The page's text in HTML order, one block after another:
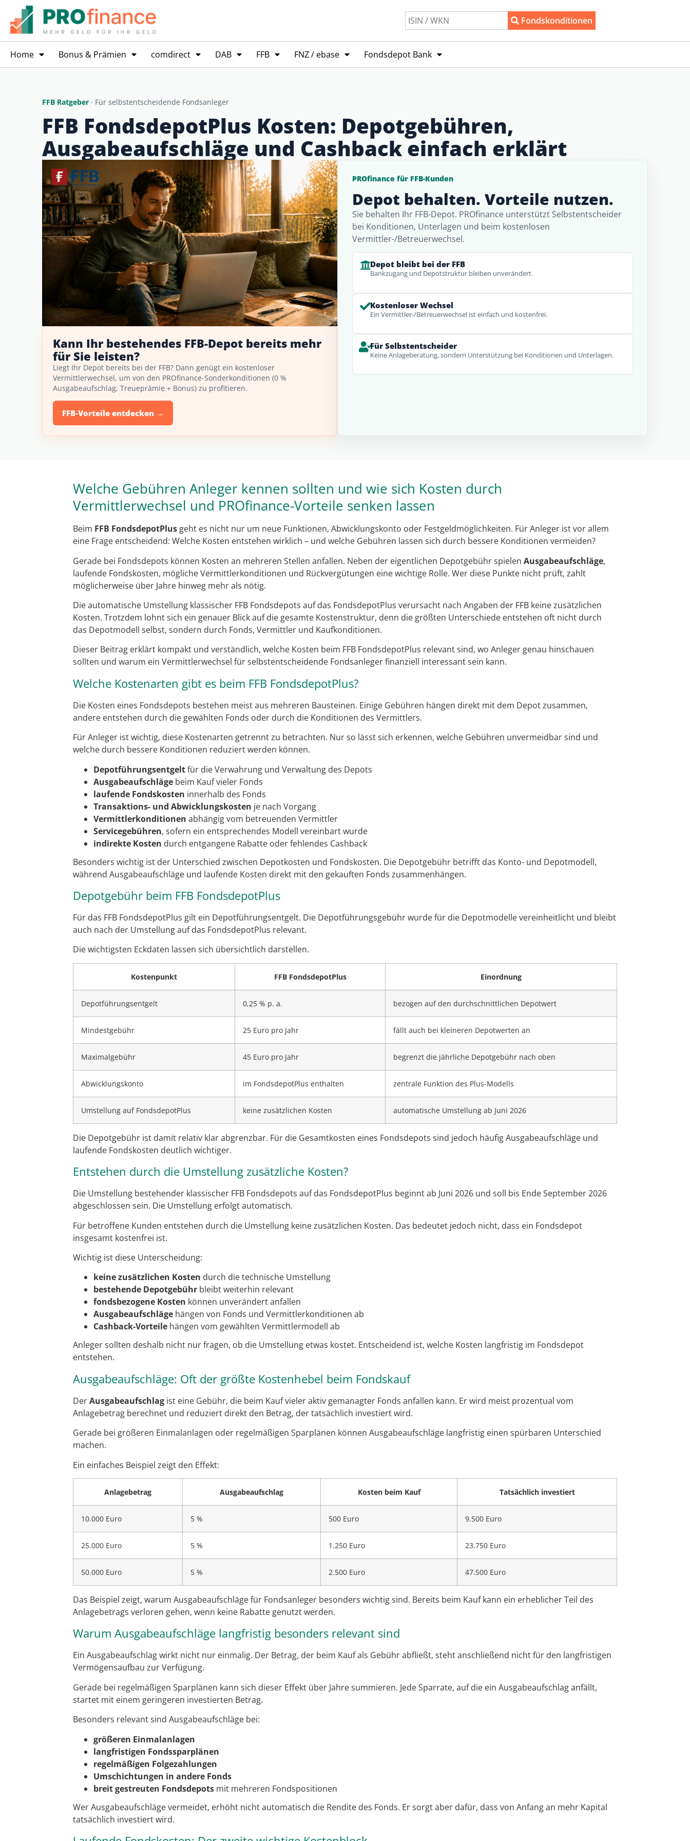
Fondskonditionen
Home Bonus & Prämien comdirect DAB FFB FNZ / ebase Fondsdepot Bank
FFB Ratgeber · Für selbstentscheidende Fondsanleger
FFB FondsdepotPlus Kosten: Depotgebühren,
Ausgabeaufschläge und Cashback einfach erklärt
Kann Ihr bestehendes FFB-Depot bereits mehr
für Sie leisten?
Liegt Ihr Depot bereits bei der FFB? Dann genügt ein kostenloser
Vermittlerwechsel, um von den PROfinance-Sonderkonditionen (0 %
Ausgabeaufschlag, Treueprämie + Bonus) zu profitieren.
FFB-Vorteile entdecken →
PROfinance für FFB-Kunden
Depot behalten. Vorteile nutzen.
Sie behalten Ihr FFB-Depot. PROfinance unterstützt Selbstentscheider
bei Konditionen, Unterlagen und beim kostenlosen
Vermittler-/Betreuerwechsel.
Depot bleibt bei der FFB
Bankzugang und Depotstruktur bleiben unverändert.
Kostenloser Wechsel
Ein Vermittler-/Betreuerwechsel ist einfach und kostenfrei.
Für Selbstentscheider
Keine Anlageberatung, sondern Unterstützung bei Konditionen und Unterlagen.
Welche Gebühren Anleger kennen sollten und wie sich Kosten durch
Vermittlerwechsel und PROfinance-Vorteile senken lassen
Beim FFB FondsdepotPlus geht es nicht nur um neue Funktionen, Abwicklungskonto oder Festgeldmöglichkeiten. Für Anleger ist vor allem
eine Frage entscheidend: Welche Kosten entstehen wirklich – und welche Gebühren lassen sich durch bessere Konditionen vermeiden?
Gerade bei Fondsdepots können Kosten an mehreren Stellen anfallen. Neben der eigentlichen Depotgebühr spielen Ausgabeaufschläge,
laufende Fondskosten, mögliche Vermittlerkonditionen und Rückvergütungen eine wichtige Rolle. Wer diese Punkte nicht prüft, zahlt
möglicherweise über Jahre hinweg mehr als nötig.
Die automatische Umstellung klassischer FFB Fondsdepots auf das FondsdepotPlus verursacht nach Angaben der FFB keine zusätzlichen
Kosten. Trotzdem lohnt sich ein genauer Blick auf die gesamte Kostenstruktur, denn die größten Unterschiede entstehen oft nicht durch
das Depotmodell selbst, sondern durch Fonds, Vermittler und Kaufkonditionen.
Dieser Beitrag erklärt kompakt und verständlich, welche Kosten beim FFB FondsdepotPlus relevant sind, wo Anleger genau hinschauen
sollten und warum ein Vermittlerwechsel für selbstentscheidende Fondsanleger finanziell interessant sein kann.
Welche Kostenarten gibt es beim FFB FondsdepotPlus?
Die Kosten eines Fondsdepots bestehen meist aus mehreren Bausteinen. Einige Gebühren hängen direkt mit dem Depot zusammen,
andere entstehen durch die gewählten Fonds oder durch die Konditionen des Vermittlers.
Für Anleger ist wichtig, diese Kostenarten getrennt zu betrachten. Nur so lässt sich erkennen, welche Gebühren unvermeidbar sind und
welche durch bessere Konditionen reduziert werden können.
Depotführungsentgeltfür die Verwahrung und Verwaltung des Depots
Ausgabeaufschläge beim Kauf vieler Fonds
laufende Fondskosten innerhalb des Fonds
Transaktions- und Abwicklungskosten je nach Vorgang
Vermittlerkonditionen abhängig vom betreuenden Vermittler
Servicegebühren, sofern ein entsprechendes Modell vereinbart wurde
indirekte Kosten durch entgangene Rabatte oder fehlendes Cashback
Besonders wichtig ist der Unterschied zwischen Depotkosten und Fondskosten. Die Depotgebühr betrifft das Konto- und Depotmodell,
während Ausgabeaufschläge und laufende Kosten direkt mit den gekauften Fonds zusammenhängen.
Depotgebühr beim FFB FondsdepotPlus
Für das FFB FondsdepotPlus gilt ein Depotführungsentgelt. Die Depotführungsgebühr wurde für die Depotmodelle vereinheitlicht und bleibt
auch nach der Umstellung auf das FondsdepotPlus relevant.
Die wichtigsten Eckdaten lassen sich übersichtlich darstellen.
Kostenpunkt FFB FondsdepotPlus Einordnung
Depotführungsentgelt 0,25 % p. a. bezogen auf den durchschnittlichen Depotwert
Mindestgebühr 25 Euro pro Jahr fällt auch bei kleineren Depotwerten an
Maximalgebühr 45 Euro pro Jahr begrenzt die jährliche Depotgebühr nach oben
Abwicklungskonto im FondsdepotPlus enthalten zentrale Funktion des Plus-Modells
Umstellung auf FondsdepotPlus keine zusätzlichen Kosten automatische Umstellung ab Juni 2026
Die Depotgebühr ist damit relativ klar abgrenzbar. Für die Gesamtkosten eines Fondsdepots sind jedoch häufig Ausgabeaufschläge und
laufende Fondskosten deutlich wichtiger.
Entstehen durch die Umstellung zusätzliche Kosten?
Die Umstellung bestehender klassischer FFB Fondsdepots auf das FondsdepotPlus beginnt ab Juni 2026 und soll bis Ende September 2026
abgeschlossen sein. Die Umstellung erfolgt automatisch.
Für betroffene Kunden entstehen durch die Umstellung keine zusätzlichen Kosten. Das bedeutet jedoch nicht, dass ein Fondsdepot
insgesamt kostenfrei ist.
Wichtig ist diese Unterscheidung:
keine zusätzlichen Kosten durch die technische Umstellung
bestehende Depotgebühr bleibt weiterhin relevant
fondsbezogene Kosten können unverändert anfallen
Ausgabeaufschläge hängen von Fonds und Vermittlerkonditionen ab
Cashback-Vorteile hängen vom gewählten Vermittlermodell ab
Anleger sollten deshalb nicht nur fragen, ob die Umstellung etwas kostet. Entscheidend ist, welche Kosten langfristig im Fondsdepot
entstehen.
Ausgabeaufschläge: Oft der größte Kostenhebel beim Fondskauf
DerAusgabeaufschlag ist eine Gebühr, die beim Kauf vieler aktiv gemanagter Fonds anfallen kann. Er wird meist prozentual vom
Anlagebetrag berechnet und reduziert direkt den Betrag, der tatsächlich investiert wird.
Gerade bei größeren Einmalanlagen oder regelmäßigen Sparplänen können Ausgabeaufschläge langfristig einen spürbaren Unterschied
machen.
Ein einfaches Beispiel zeigt den Effekt:
Anlagebetrag Ausgabeaufschlag Kosten beim Kauf Tatsächlich investiert
10.000 Euro 5 % 500 Euro 9.500 Euro
25.000 Euro 5 % 1.250 Euro 23.750 Euro
50.000 Euro 5 % 2.500 Euro 47.500 Euro
Das Beispiel zeigt, warum Ausgabeaufschläge für Fondsanleger besonders wichtig sind. Bereits beim Kauf kann ein erheblicher Teil des
Anlagebetrags verloren gehen, wenn keine Rabatte genutzt werden.
Warum Ausgabeaufschläge langfristig besonders relevant sind
Ein Ausgabeaufschlag wirkt nicht nur einmalig. Der Betrag, der beim Kauf als Gebühr abfließt, steht anschließend nicht für den langfristigen
Vermögensaufbau zur Verfügung.
Gerade bei regelmäßigen Sparplänen kann sich dieser Effekt über Jahre summieren. Jede Sparrate, auf die ein Ausgabeaufschlag anfällt,
startet mit einem geringeren investierten Betrag.
Besonders relevant sind Ausgabeaufschläge bei:
größeren Einmalanlagen
langfristigen Fondssparplänen
regelmäßigen Folgezahlungen
Umschichtungen in andere Fonds
breit gestreuten Fondsdepots mit mehreren Fondspositionen
Wer Ausgabeaufschläge vermeidet, erhöht nicht automatisch die Rendite des Fonds. Er sorgt aber dafür, dass von Anfang an mehr Kapital
tatsächlich investiert wird.